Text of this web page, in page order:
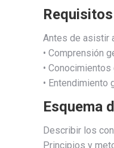
Antes de asistir
• Comprensión
•
•
Esquema
Describir los
Principios y